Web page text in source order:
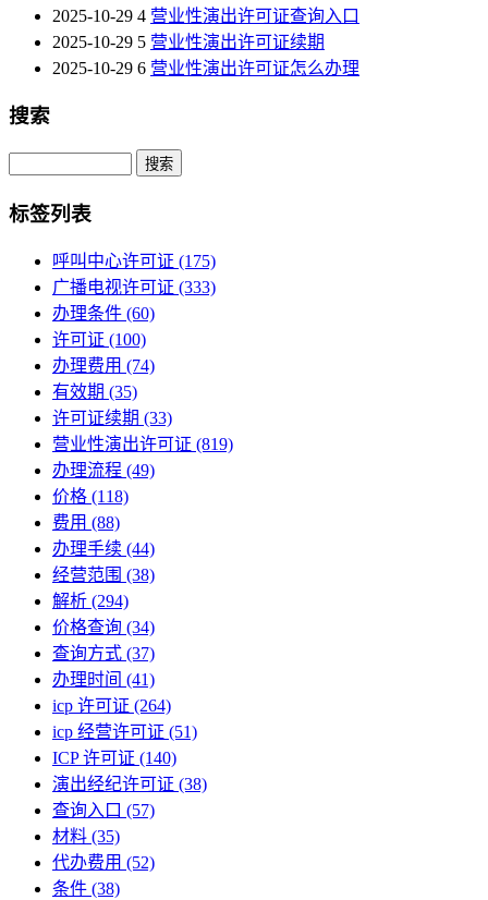
2025-10-29 4 营业性演出许可证查询入口
2025-10-29 5 营业性演出许可证续期
2025-10-29 6 营业性演出许可证怎么办理
搜索
Search
标签列表
呼叫中心许可证 (175)
广播电视许可证 (333)
办理条件 (60)
许可证 (100)
办理费用 (74)
有效期 (35)
许可证续期 (33)
营业性演出许可证 (819)
办理流程 (49)
价格 (118)
费用 (88)
办理手续 (44)
经营范围 (38)
解析 (294)
价格查询 (34)
查询方式 (37)
办理时间 (41)
icp 许可证 (264)
icp 经营许可证 (51)
ICP 许可证 (140)
演出经纪许可证 (38)
查询入口 (57)
材料 (35)
代办费用 (52)
条件 (38)